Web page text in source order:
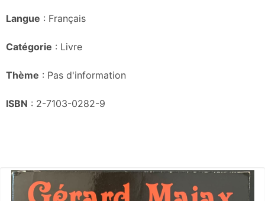
Langue : Français
Catégorie : Livre
Thème : Pas d'information
ISBN : 2-7103-0282-9